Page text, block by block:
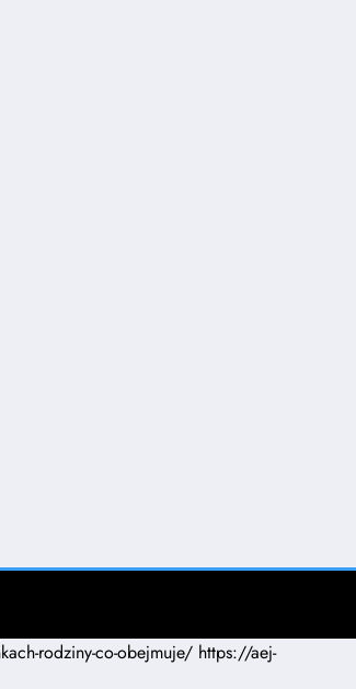
rodziny-co-obejmuje/ https://aej-